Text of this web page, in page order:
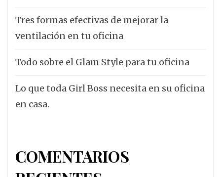
Tres formas efectivas de mejorar la
ventilación en tu oficina
Todo sobre el Glam Style para tu oficina
Lo que toda Girl Boss necesita en su oficina
en casa.
COMENTARIOS